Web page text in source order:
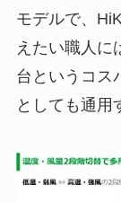
モデルで、
えたい職人に
台というコス
としても通用